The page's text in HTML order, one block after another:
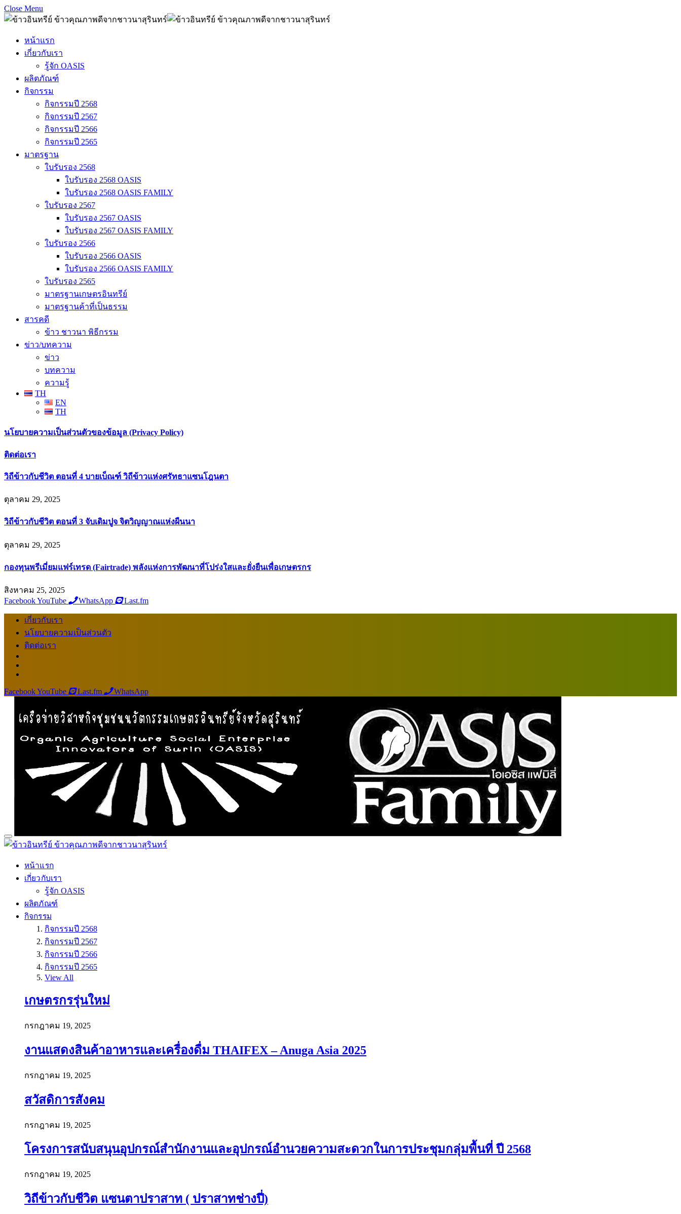
Close Menu
หน้าแรก
เกี่ยวกับเรา
รู้จัก OASIS
ผลิตภัณฑ์
กิจกรรม
กิจกรรมปี 2568
กิจกรรมปี 2567
กิจกรรมปี 2566
กิจกรรมปี 2565
มาตรฐาน
ใบรับรอง 2568
ใบรับรอง 2568 OASIS
ใบรับรอง 2568 OASIS FAMILY
ใบรับรอง 2567
ใบรับรอง 2567 OASIS
ใบรับรอง 2567 OASIS FAMILY
ใบรับรอง 2566
ใบรับรอง 2566 OASIS
ใบรับรอง 2566 OASIS FAMILY
ใบรับรอง 2565
มาตรฐานเกษตรอินทรีย์
มาตรฐานค้าที่เป็นธรรม
สารคดี
ข้าว ชาวนา พิธีกรรม
ข่าว/บทความ
ข่าว
บทความ
ความรู้
TH
EN
TH
นโยบายความเป็นส่วนตัวของข้อมูล (Privacy Policy)
ติดต่อเรา
วิถีข้าวกับชีวิต ตอนที่ 4 บายเบ็ณฑ์ วิถีข้าวแห่งศรัทธาแซนโฎนตา
ตุลาคม 29, 2025
วิถีข้าวกับชีวิต ตอนที่ 3 จับเดิมปูจ จิตวิญญาณแห่งผืนนา
ตุลาคม 29, 2025
กองทุนพรีเมี่ยมแฟร์เทรด (Fairtrade) พลังแห่งการพัฒนาที่โปร่งใสและยั่งยืนเพื่อเกษตรกร
สิงหาคม 25, 2025
FacebookYouTube WhatsApp Last.fm
เกี่ยวกับเรา
นโยบายความเป็นส่วนตัว
ติดต่อเรา
FacebookYouTube Last.fm WhatsApp
หน้าแรก
เกี่ยวกับเรา
รู้จัก OASIS
ผลิตภัณฑ์
กิจกรรม
กิจกรรมปี 2568
กิจกรรมปี 2567
กิจกรรมปี 2566
กิจกรรมปี 2565
View All
เกษตรกรรุ่นใหม่
กรกฎาคม 19, 2025
งานแสดงสินค้าอาหารและเครื่องดื่ม THAIFEX – Anuga Asia 2025
กรกฎาคม 19, 2025
สวัสดิการสังคม
กรกฎาคม 19, 2025
โครงการสนับสนุนอุปกรณ์สำนักงานและอุปกรณ์อำนวยความสะดวกในการประชุมกลุ่มพื้นที่ ปี 2568
กรกฎาคม 19, 2025
วิถีข้าวกับชีวิต แซนตาปราสาท ( ปราสาทช่างปี่)